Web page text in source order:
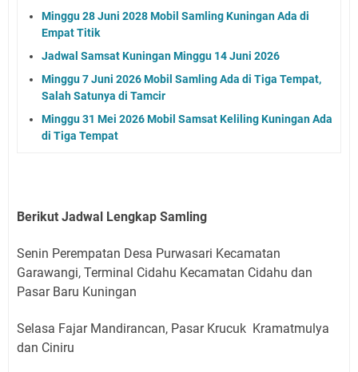
Minggu 28 Juni 2028 Mobil Samling Kuningan Ada di
Empat Titik
Jadwal Samsat Kuningan Minggu 14 Juni 2026
Minggu 7 Juni 2026 Mobil Samling Ada di Tiga Tempat,
Salah Satunya di Tamcir
Minggu 31 Mei 2026 Mobil Samsat Keliling Kuningan Ada
di Tiga Tempat
Berikut Jadwal Lengkap Samling
Senin Perempatan Desa Purwasari Kecamatan
Garawangi, Terminal Cidahu Kecamatan Cidahu dan
Pasar Baru Kuningan
Selasa Fajar Mandirancan, Pasar Krucuk Kramatmulya
dan Ciniru